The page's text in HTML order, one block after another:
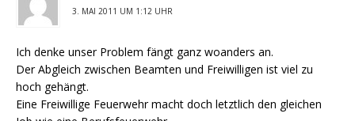
3. MAI 2011 UM 1:12 UHR
Ich denke unser Problem fängt ganz woanders an.
Der Abgleich zwischen Beamten und Freiwilligen ist viel zu
hoch gehängt.
Eine Freiwillige Feuerwehr macht doch letztlich den gleichen